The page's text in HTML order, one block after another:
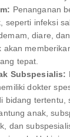
Penanganan
seperti infeksi
diare,
akan
tepat.
Subspesialis:
dokter
bidang tertentu,
anak,
dan